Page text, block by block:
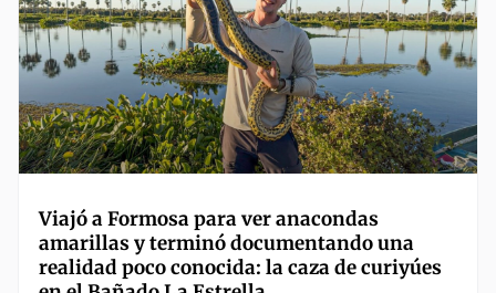
Viajó a Formosa para ver anacondas
amarillas y terminó documentando una
realidad poco conocida: la caza de curiyúes